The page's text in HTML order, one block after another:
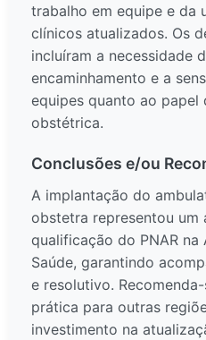
trabalho em equipe e da
clínicos atualizados. Os
incluíram a necessidade
encaminhamento e a
equipes quanto ao papel
obstétrica.
Conclusões e/ou
A implantação do
obstetra representou um
qualificação do PNAR na
Saúde, garantindo
e resolutivo.
prática para outras
investimento na